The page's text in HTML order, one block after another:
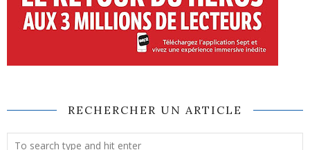
RECHERCHER UN ARTICLE